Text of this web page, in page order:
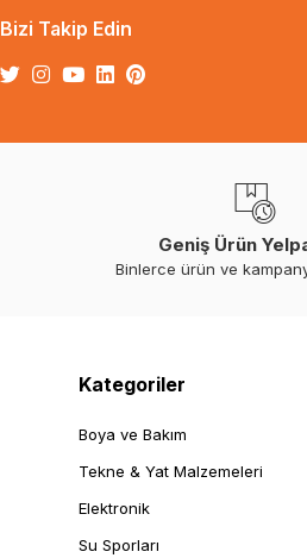
Bizi Takip Edin
Geniş Ürün
Binlerce ürün ve
Kategoriler
Boya ve Bakım
Tekne & Yat Malzemeleri
Elektronik
Su Sporları